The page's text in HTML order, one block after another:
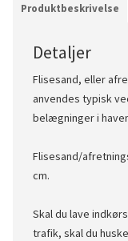
Produktbeskrivelse
Detaljer
Flisesand, eller
anvendes typisk
belægninger i
Flisesand/
cm.
Skal du lave
trafik, skal du